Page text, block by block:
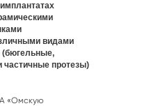
видами
(бюгельные,
протезы)
«Омскую